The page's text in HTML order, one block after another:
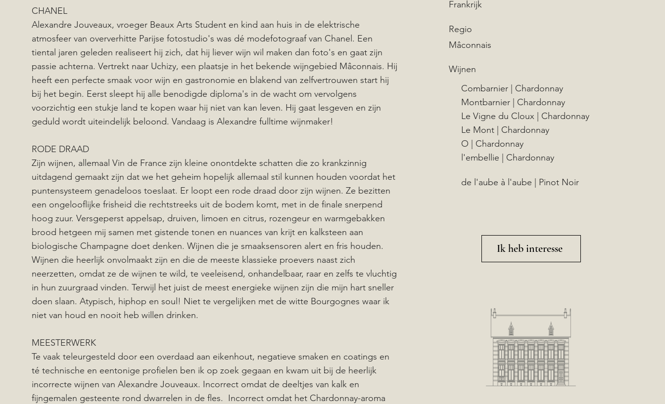
CHANEL
Alexandre Jouveaux, vroeger Beaux Arts Student en kind aan huis in de elektrische
atmosfeer van oververhitte Parijse fotostudio's was dé modefotograaf van Chanel. Een
tiental jaren geleden realiseert hij zich, dat hij liever wijn wil maken dan foto's en gaat zijn
passie achterna. Vertrekt naar Uchizy, een plaatsje in het bekende wijngebied Mâconnais. Hij
heeft een perfecte smaak voor wijn en gastronomie en blakend van zelfvertrouwen start hij
bij het begin. Eerst sleept hij alle benodigde diploma's in de wacht om vervolgens
voorzichtig een stukje land te kopen waar hij niet van kan leven. Hij gaat lesgeven en zijn
geduld wordt uiteindelijk beloond. Vandaag is Alexandre fulltime wijnmaker!
RODE DRAAD
Zijn wijnen, allemaal Vin de France zijn kleine onontdekte schatten die zo krankzinnig
uitdagend gemaakt zijn dat we het geheim hopelijk allemaal stil kunnen houden voordat het
puntensysteem genadeloos toeslaat. Er loopt een rode draad door zijn wijnen. Ze bezitten
een ongelooflijke frisheid die rechtstreeks uit de bodem komt, met in de finale snerpend
hoog zuur. Versgeperst appelsap, druiven, limoen en citrus, rozengeur en warmgebakken
brood hetgeen mij samen met gistende tonen en nuances van krijt en kalksteen aan
biologische Champagne doet denken. Wijnen die je smaaksensoren alert en fris houden.
Wijnen die heerlijk onvolmaakt zijn en die de meeste klassieke proevers naast zich
neerzetten, omdat ze de wijnen te wild, te veeleisend, onhandelbaar, raar en zelfs te vluchtig
in hun zuurgraad vinden. Terwijl het juist de meest energieke wijnen zijn die mijn hart sneller
doen slaan. Atypisch, hiphop en soul! Niet te vergelijken met de witte Bourgognes waar ik
niet van houd en nooit heb willen drinken.
MEESTERWERK
Te vaak teleurgesteld door een overdaad aan eikenhout, negatieve smaken en coatings en
té technische en eentonige profielen ben ik op zoek gegaan en kwam uit bij de heerlijk
incorrecte wijnen van Alexandre Jouveaux. Incorrect omdat de deeltjes van kalk en
fijngemalen gesteente rond dwarrelen in de fles. Incorrect omdat het Chardonnay-aroma
Frankrijk
Regio
Mâconnais
Wijnen
Combarnier | Chardonnay
Montbarnier | Chardonnay
Le Vigne du Cloux | Chardonnay
Le Mont | Chardonnay
O | Chardonnay
l'embellie | Chardonnay
de l'aube à l'aube | Pinot Noir
Ik heb interesse